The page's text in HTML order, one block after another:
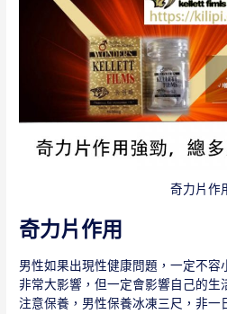
奇力片作
奇力片作用
男性如果出現性健康問題，一定不容
非常大影響，但一定會影響自己的生
注意保養，男性保養冰凍三尺，非